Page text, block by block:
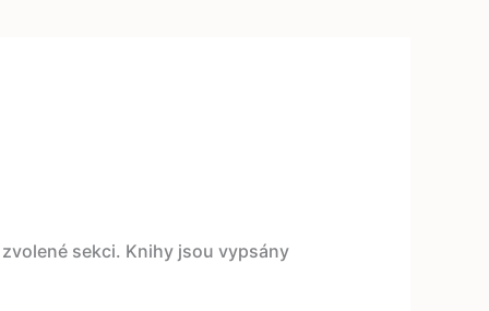
sekci. Knihy jsou vypsány